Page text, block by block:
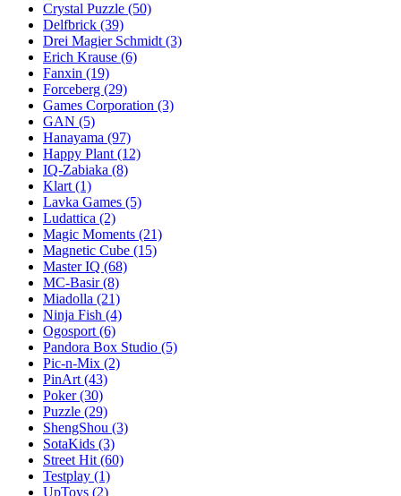
Crystal Puzzle (50)
Delfbrick (39)
Drei Magier Schmidt (3)
Erich Krause (6)
Fanxin (19)
Forceberg (29)
Games Corporation (3)
GAN (5)
Hanayama (97)
Happy Plant (12)
IQ-Zabiaka (8)
Klart (1)
Lavka Games (5)
Ludattica (2)
Magic Moments (21)
Magnetic Cube (15)
Master IQ (68)
MC-Basir(8)
Miadolla (21)
Ninja Fish (4)
Ogosport (6)
Pandora Box Studio (5)
Pic-n-Mix (2)
PinArt (43)
Poker(30)
Puzzle (29)
ShengShou (3)
SotaKids (3)
Street Hit (60)
Testplay (1)
UpToys (2)